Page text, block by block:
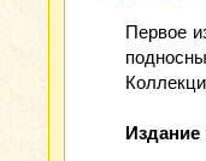
Первое
Издание